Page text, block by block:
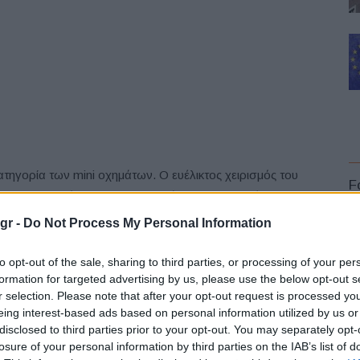
- Do Not Process My Personal Information
opt-out of the sale, sharing to third parties, or processing of your
for targeted advertising by us, please use the below opt-out
selection. Please note that after your opt-out request is processed
interest-based ads based on personal information utilized by us
to third parties prior to your opt-out. You may separately
of your personal information by third parties on the IAB’s list of
των mini οχημάτων. Ο ευέλικτος χειρισμός του
στον οδηγό του να εκτελεί γρήγορους ελιγμούς με
ευρύχωρο εσωτερικό και μεγάλη αυτονομία,
στην εργασία και τα ψώνια. Διαθέτει επίσης το
έχει σχεδιαστεί για να διευκολύνει το